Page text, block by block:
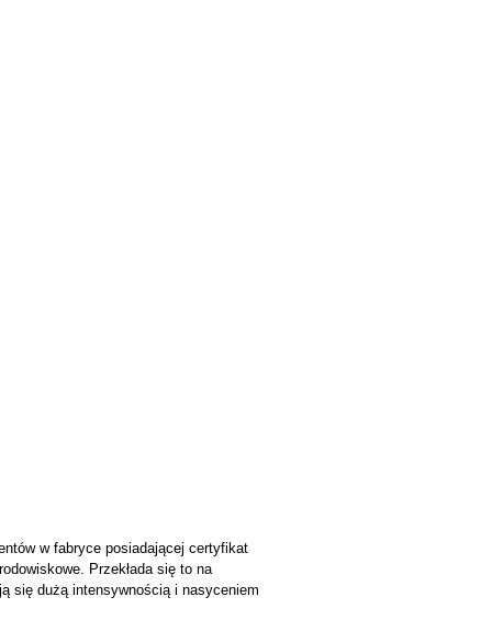
w fabryce posiadającej certyfikat
Przekłada się to na
się dużą intensywnością i nasyceniem